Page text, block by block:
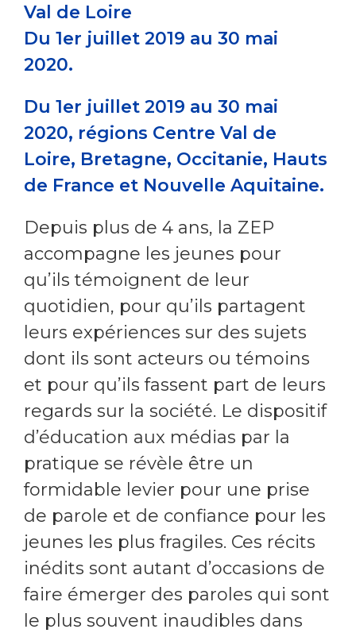
Val de Loire
Du 1er juillet 2019 au 30 mai
2020.
Du 1er juillet 2019 au 30 mai
2020, régions Centre Val de
Loire, Bretagne, Occitanie, Hauts
de France et Nouvelle Aquitaine.
Depuis plus de 4 ans, la ZEP
accompagne les jeunes pour
qu’ils témoignent de leur
quotidien, pour qu’ils partagent
leurs expériences sur des sujets
dont ils sont acteurs ou témoins
et pour qu’ils fassent part de leurs
regards sur la société. Le dispositif
d’éducation aux médias par la
pratique se révèle être un
formidable levier pour une prise
de parole et de confiance pour les
jeunes les plus fragiles. Ces récits
inédits sont autant d’occasions de
faire émerger des paroles qui sont
le plus souvent inaudibles dans